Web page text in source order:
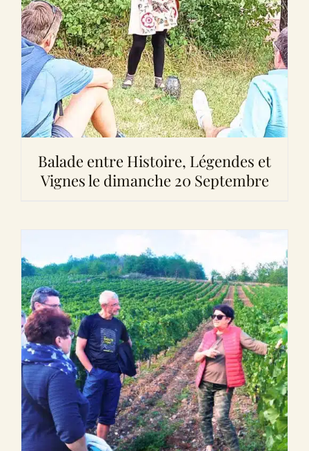
Balade entre Histoire, Légendes et
Vignes le dimanche 20 Septembre